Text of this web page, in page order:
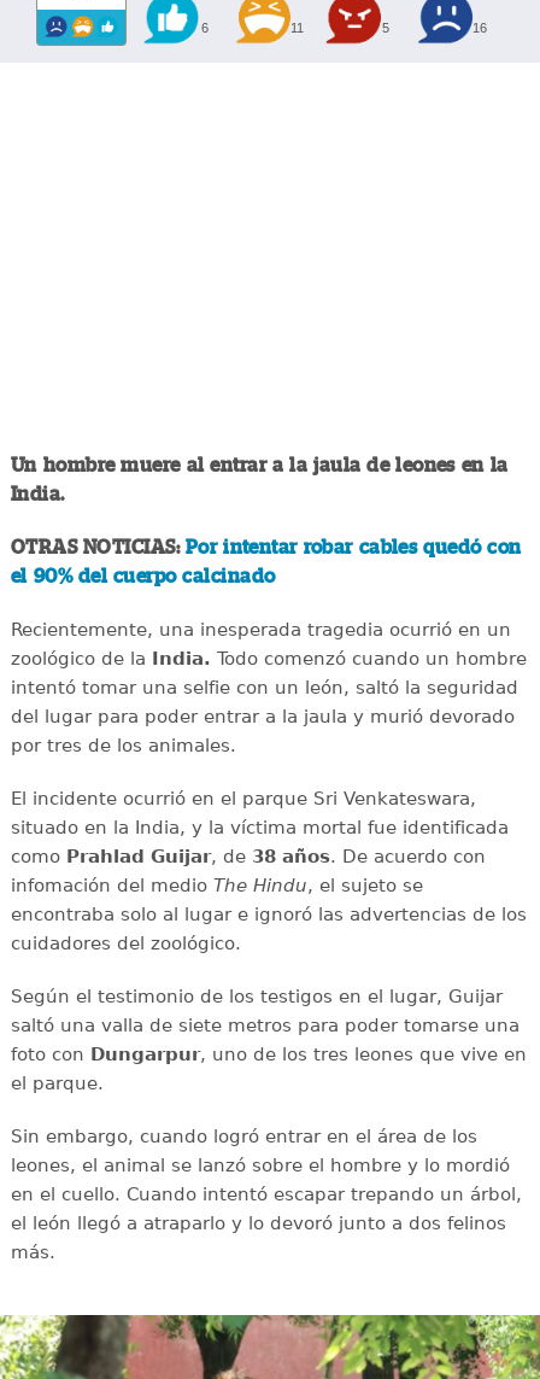
6 11 5 16
Un hombre muere al entrar a la jaula de leones en la
India.
OTRAS NOTICIAS: Por intentar robar cables quedó con
el 90% del cuerpo calcinado
Recientemente, una inesperada tragedia ocurrió en un
zoológico de la India. Todo comenzó cuando un hombre
intentó tomar una selfie con un león, saltó la seguridad
del lugar para poder entrar a la jaula y murió devorado
por tres de los animales.
El incidente ocurrió en el parque Sri Venkateswara,
situado en la India, y la víctima mortal fue identificada
como Prahlad Guijar, de 38 años. De acuerdo con
infomación del medio The Hindu, el sujeto se
encontraba solo al lugar e ignoró las advertencias de los
cuidadores del zoológico.
Según el testimonio de los testigos en el lugar, Guijar
saltó una valla de siete metros para poder tomarse una
foto con Dungarpur, uno de los tres leones que vive en
el parque.
Sin embargo, cuando logró entrar en el área de los
leones, el animal se lanzó sobre el hombre y lo mordió
en el cuello. Cuando intentó escapar trepando un árbol,
el león llegó a atraparlo y lo devoró junto a dos felinos
más.